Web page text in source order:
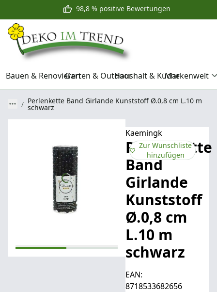
98,8 % positive Bewertungen
Bauen & RenovierenGarten & OutdoorHaushalt & KücheMarkenwelt
Perlenkette Band Girlande Kunststoff Ø.0,8 cm L.10 m
schwarz
Kaemingk
Perlenkette
Band
Girlande
Kunststoff
Ø.0,8 cm
L.10 m
schwarz
EAN:
8718533682656
Zur Wunschliste
hinzufügen